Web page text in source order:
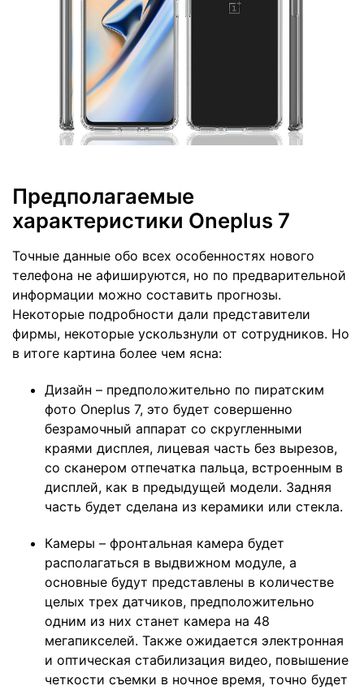
Предполагаемые
характеристики Oneplus 7
Точные данные обо всех особенностях нового
телефона не афишируются, но по предварительной
информации можно составить прогнозы.
Некоторые подробности дали представители
фирмы, некоторые ускользнули от сотрудников. Но
в итоге картина более чем ясна:
Дизайн – предположительно по пиратским
фото Oneplus 7, это будет совершенно
безрамочный аппарат со скругленными
краями дисплея, лицевая часть без вырезов,
со сканером отпечатка пальца, встроенным в
дисплей, как в предыдущей модели. Задняя
часть будет сделана из керамики или стекла.
Камеры – фронтальная камера будет
располагаться в выдвижном модуле, а
основные будут представлены в количестве
целых трех датчиков, предположительно
одним из них станет камера на 48
мегапикселей. Также ожидается электронная
и оптическая стабилизация видео, повышение
четкости съемки в ночное время, точно будет